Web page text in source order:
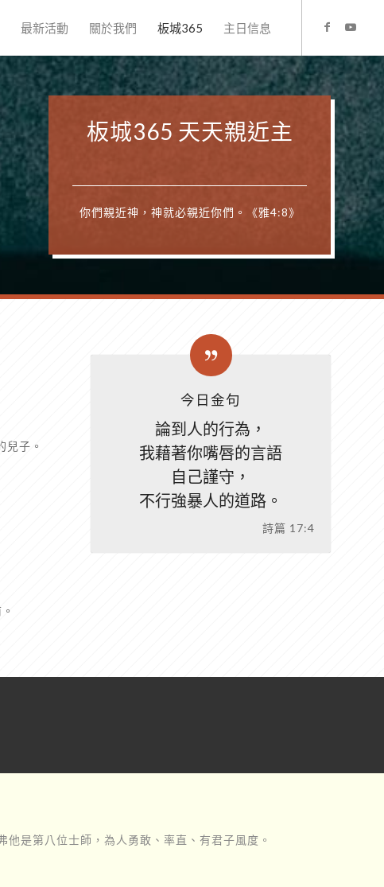
最新活動 關於我們 板城365 主日信息
板城365 天天親近主
你們親近神，神就必親近你們。《雅4:8》
子。
今日金句
論到人的行為，
我藉著你嘴唇的言語
自己謹守，
不行強暴人的道路。
詩篇 17:4
是第八位士師，為人勇敢、率直、有君子風度。